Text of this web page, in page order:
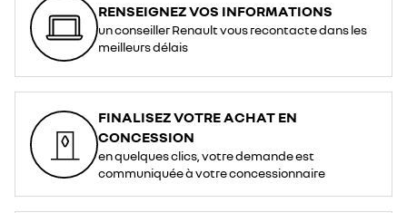
RENSEIGNEZ VOS INFORMATIONS
un conseiller Renault vous recontacte dans les
meilleurs délais
FINALISEZ VOTRE ACHAT EN
CONCESSION
en quelques clics, votre demande est
communiquée à votre concessionnaire